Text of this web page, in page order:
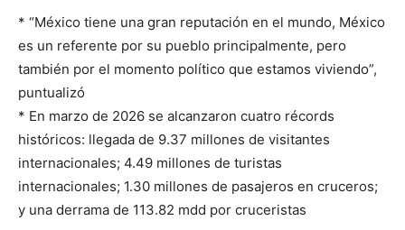
* “México tiene una gran reputación en el mundo, México
es un referente por su pueblo principalmente, pero
también por el momento político que estamos viviendo”,
puntualizó
* En marzo de 2026 se alcanzaron cuatro récords
históricos: llegada de 9.37 millones de visitantes
internacionales; 4.49 millones de turistas
internacionales; 1.30 millones de pasajeros en cruceros;
y una derrama de 113.82 mdd por cruceristas